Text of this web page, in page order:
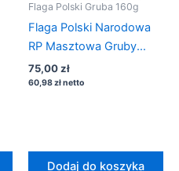
Flaga Polski Gruba 160g
Flaga Polski Narodowa
RP Masztowa Gruby
Materiał 200×125 + 3
oczka
75,00zł
60,98złnetto
Dodaj do koszyka